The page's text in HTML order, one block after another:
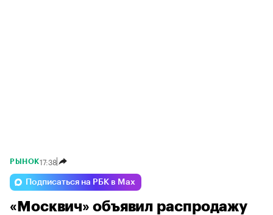
РЫНОК17:38
Подписаться на РБК в Max
«Москвич» объявил распродажу